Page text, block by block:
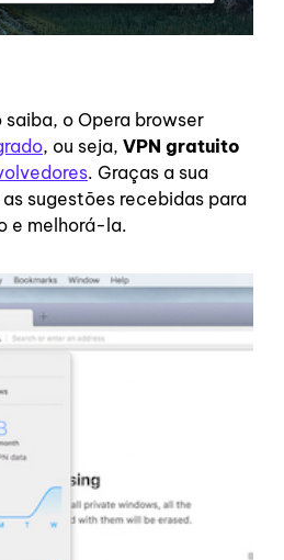
o Opera browser
, ou seja, VPN gratuito
. Graças a sua
sugestões recebidas para
e melhorá-la.